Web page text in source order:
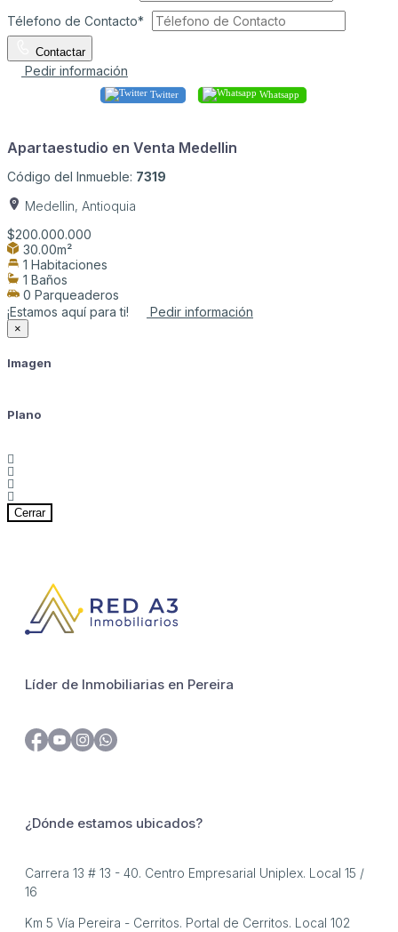
Télefono de Contacto*
Contactar
Pedir información
Twitter Whatsapp
Apartaestudio en Venta Medellin
Código del Inmueble: 7319
Medellin, Antioquia
$200.000.000
30.00m²
1 Habitaciones
1 Baños
0 Parqueaderos
¡Estamos aquí para ti!
Pedir información
×
Imagen
Plano
Cerrar
Líder de Inmobiliarias en Pereira
¿Dónde estamos ubicados?
Carrera 13 # 13 - 40. Centro Empresarial Uniplex. Local 15 /
16
Km 5 Vía Pereira - Cerritos. Portal de Cerritos. Local 102